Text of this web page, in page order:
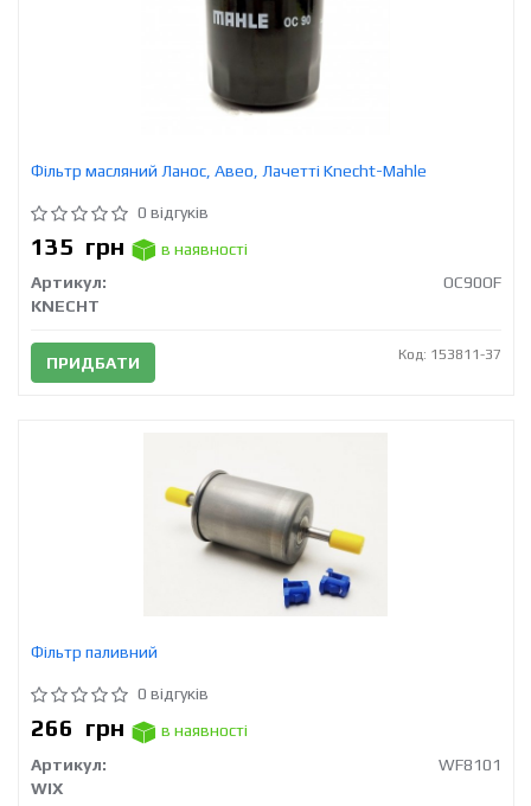
Фільтр масляний Ланос, Авео, Лачетті Knecht-Mahle
0 відгуків
135 грн
в наявності
Артикул:
OC90OF
KNECHT
ПРИДБАТИ Код: 153811-37
Фільтр паливний
0 відгуків
266 грн
в наявності
Артикул:
WF8101
WIX